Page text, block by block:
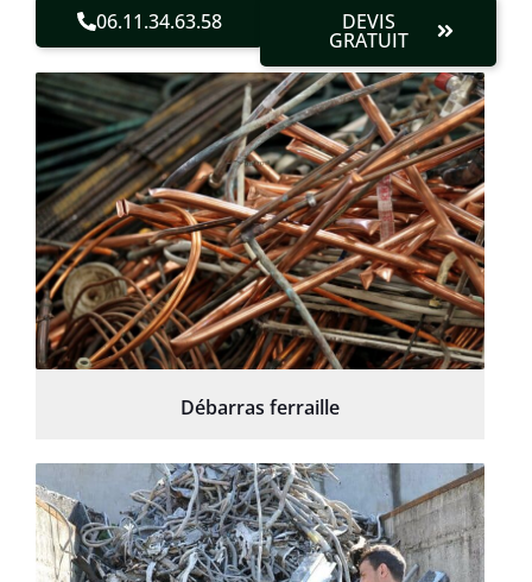
06.11.34.63.58 DEVIS
GRATUIT
Débarras ferraille